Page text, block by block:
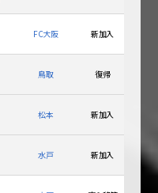
FC大阪 新加入
鳥取 復帰
松本 新加入
水戸 新加入